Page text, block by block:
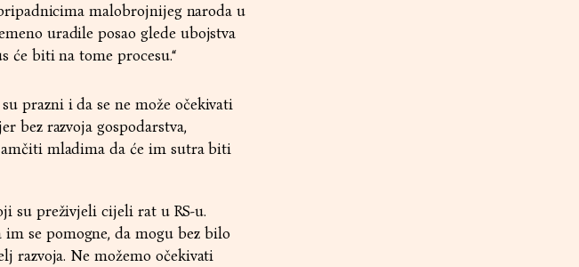
malobrojnijeg naroda u
uradile posao glede ubojstva
će biti na tome procesu.“
prazni i da se ne može očekivati
bez razvoja gospodarstva,
mladima da će im sutra biti
su preživjeli cijeli rat u RS-u.
se pomogne, da mogu bez bilo
razvoja. Ne možemo očekivati